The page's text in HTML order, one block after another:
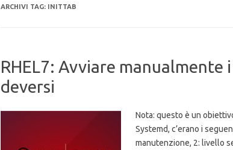
ARCHIVI TAG: INITTAB
RHEL7: Avviare manualmente
deversi
Nota: questo è un
Systemd, c’erano i
manutenzione, 2: livello